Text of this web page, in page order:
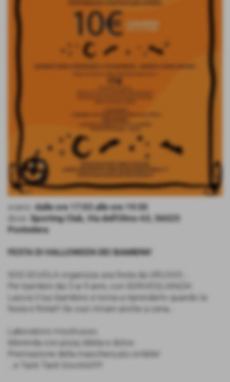
orario: dalle ore 17:03 alle ore 19:30
dove:
Sporting Club, Via dell'Olmo 63, 56025
Pontedera
FESTA DI HALLOWEEN DEI BAMBINI!
SOS SCUOLA organizza una festa da URLOOO...
Per bambini dai 3 ai 9 anni, con SORVEGLIANZA!
Lascia il tuo bambino e torna a riprenderlo quando la
festa è finita!!! Se vuoi rimani anche a cena...
Laboratorio mostruoso.
Merenda con pizza, bibita e dolce.
Premiazione della maschera più orribile!
...e Tanti Tanti Giochiiii!!!!!